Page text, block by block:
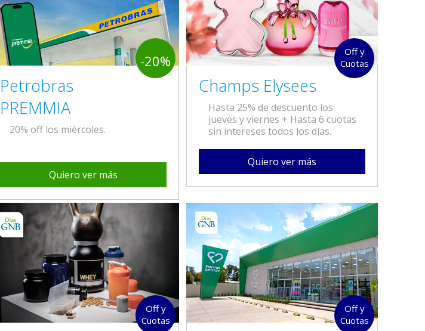
-20%
Petrobras
PREMMIA
20% off los miércoles.
Quiero ver más
Off y
Cuotas
Champs Elysees
Hasta 25% de descuento los
jueves y viernes + Hasta 6 cuotas
sin intereses todos los días.
Quiero ver más
Off y
Cuotas
Off y
Cuotas